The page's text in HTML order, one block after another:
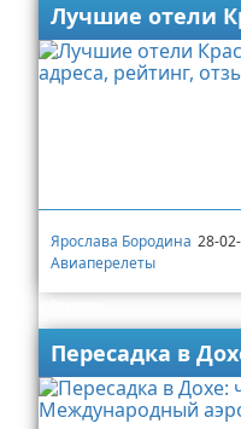
Лучшие отели
Ярослава Бородина 28-
Авиаперелеты
Пересадка в